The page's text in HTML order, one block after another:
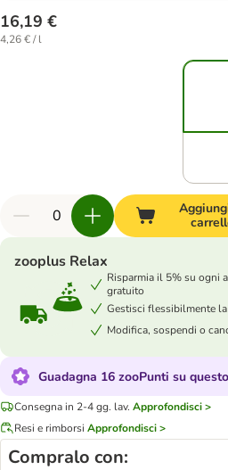
16,19 €
4,26 € / l
zooplus Relax
Risparmia il 5% su ogni
gratuito
Gestisci flessibilmente
Modifica, sospendi o
Guadagna 16 zooPunti su
Consegna in 2-4 gg. lav. Approfondisci >
Resi e rimborsi Approfondisci >
Compralo con: